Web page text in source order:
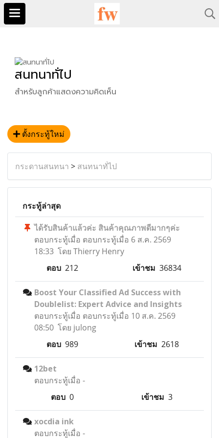
สนทนาทั่ไป
สำหรับลูกค้าแสดงความคิดเห็น
ตั้งกระทู้ใหม่
กระดานสนทนา > สนทนาทั่ไป
กระทู้ล่าสุด
ได้รับสินค้าแล้วค่ะ สินค้าคุณภาพดีมากๆค่ะ
ตอบกระทู้เมื่อ ตอบกระทู้เมื่อ 6 ส.ค. 2569
18:33 โดย Thierry Henry
ตอบ 212 เข้าชม 36834
Boost Your Classified Ad Success with
Doublelist: Expert Advice and Insights
ตอบกระทู้เมื่อ ตอบกระทู้เมื่อ 10 ส.ค. 2569
08:50 โดย julong
ตอบ 989 เข้าชม 2618
12bet
ตอบกระทู้เมื่อ -
ตอบ 0 เข้าชม 3
xocdia ink
ตอบกระทู้เมื่อ -